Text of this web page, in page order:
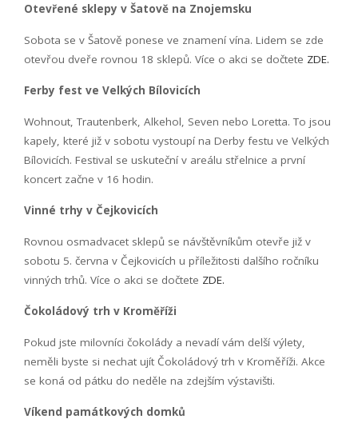
Otevřené sklepy v Šatově na Znojemsku
Sobota se v Šatově ponese ve znamení vína. Lidem se zde
otevřou dveře rovnou 18 sklepů. Více o akci se dočtete ZDE.
Ferby fest ve Velkých Bílovicích
Wohnout, Trautenberk, Alkehol, Seven nebo Loretta. To jsou
kapely, které již v sobotu vystoupí na Derby festu ve Velkých
Bílovicích. Festival se uskuteční v areálu střelnice a první
koncert začne v 16 hodin.
Vinné trhy v Čejkovicích
Rovnou osmadvacet sklepů se návštěvníkům otevře již v
sobotu 5. června v Čejkovicích u příležitosti dalšího ročníku
vinných trhů. Více o akci se dočtete ZDE.
Čokoládový trh v Kroměříži
Pokud jste milovníci čokolády a nevadí vám delší výlety,
neměli byste si nechat ujít Čokoládový trh v Kroměříži. Akce
se koná od pátku do neděle na zdejším výstavišti.
Víkend památkových domků